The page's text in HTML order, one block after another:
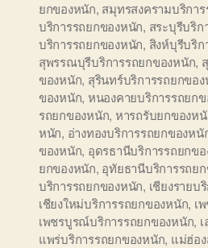
ยกของหนัก, สมุทรสงครามบริกา
บริการรถยกของหนัก, สระบุรีบริ
บริการรถยกของหนัก, สิงห์บุรีบริ
สุพรรณบุรีบริการรถยกของหนัก,
ของหนัก, สุรินทร์บริการรถยกขอ
ของหนัก, หนองคายบริการรถยก
รถยกของหนัก, หารถรับยกของห
หนัก, อ่างทองบริการรถยกของหนั
ของหนัก, อุดรธานีบริการรถยกข
ยกของหนัก, อุทัยธานีบริการรถย
บริการรถยกของหนัก, เชียงรายบ
เชียงใหม่บริการรถยกของหนัก, เ
เพชรบูรณ์บริการรถยกของหนัก,
แพร่บริการรถยกของหนัก, แม่ฮ่อ